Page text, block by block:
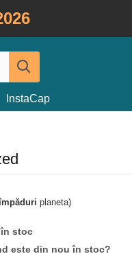
InstaCap
planeta)
stoc
este din nou în stoc?